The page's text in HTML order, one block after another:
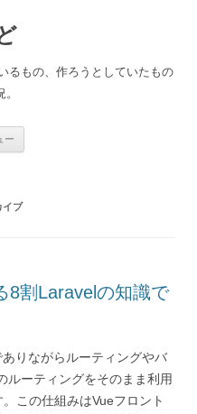
るもの、作ろうとしていたもの
ー
イブ
8割Laravelの知識で
りながらルーティングやバ
ルーティングをそのまま利用
この仕組みはVueフロント